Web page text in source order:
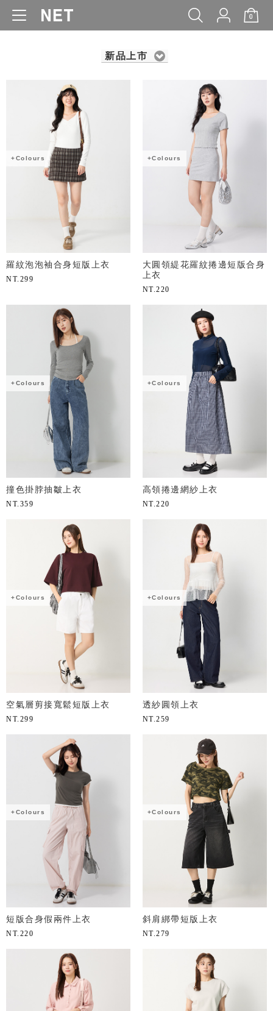
0
WOMEN MEN KIDS BABY
新品上市
+Colours
羅紋泡泡袖合身短版上衣
NT. 299
+Colours
大圓領緹花羅紋捲邊短版合身
上衣
NT.220
+Colours
撞色掛脖抽皺上衣
NT. 359
+Colours
高領捲邊網紗上衣
NT.220
+Colours
空氣層剪接寬鬆短版上衣
NT. 299
+Colours
透紗圓領上衣
NT. 259
+Colours
短版合身假兩件上衣
NT. 220
+Colours
斜肩綁帶短版上衣
NT.279